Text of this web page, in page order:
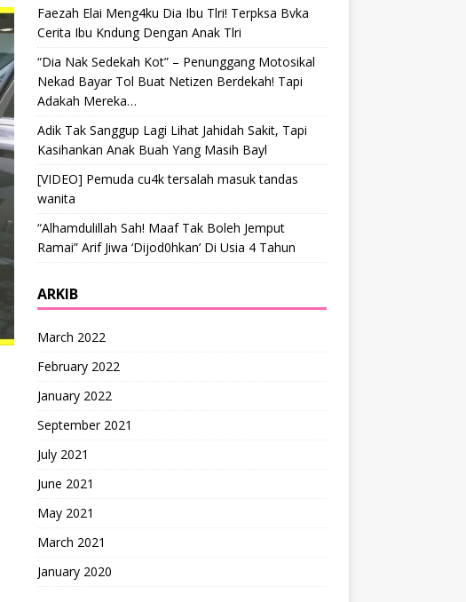
Faezah Elai Meng4ku Dia Ibu Tlri! Terpksa Bvka
Cerita Ibu Kndung Dengan Anak Tlri
“Dia Nak Sedekah Kot” – Penunggang Motosikal
Nekad Bayar Tol Buat Netizen Berdekah! Tapi
Adakah Mereka…
Adik Tak Sanggup Lagi Lihat Jahidah Sakit, Tapi
Kasihankan Anak Buah Yang Masih Bayl
[VIDEO] Pemuda cu4k tersalah masuk tandas
wanita
“Alhamdulillah Sah! Maaf Tak Boleh Jemput
Ramai” Arif Jiwa ‘Dijod0hkan’ Di Usia 4 Tahun
ARKIB
March 2022
February 2022
January 2022
September 2021
July 2021
June 2021
May 2021
March 2021
January 2020